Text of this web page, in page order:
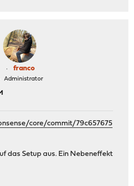
franco
Administrator
core/commit/79c657675
das Setup aus. Ein Nebeneffekt